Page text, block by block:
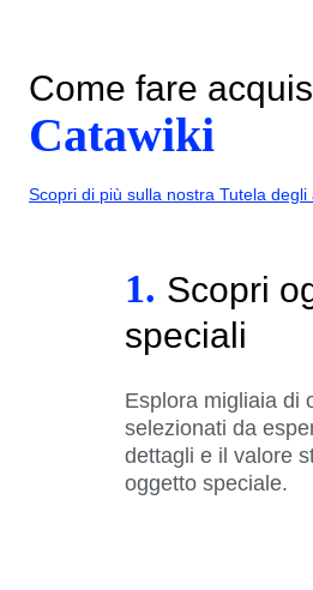
Come fare
Catawiki
Scopri di più sulla nostra Tutela degli
1. Scopri
speciali
Esplora migliaia di
selezionati da
dettagli e il valore
oggetto speciale.